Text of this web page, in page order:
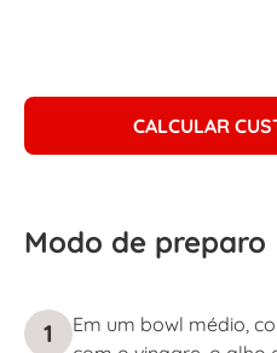
CALCULAR
Modo de preparo
1
Em um bowl médio,